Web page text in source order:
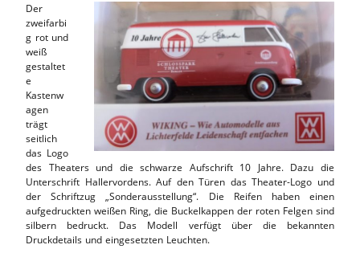
Der
zweifarbi
g rot und
weiß
gestaltet
e
Kastenw
agen
trägt
seitlich
das Logo
des Theaters und die schwarze Aufschrift 10 Jahre. Dazu die
Unterschrift Hallervordens. Auf den Türen das Theater-Logo und
der Schriftzug „Sonderausstellung“. Die Reifen haben einen
aufgedruckten weißen Ring, die Buckelkappen der roten Felgen sind
silbern bedruckt. Das Modell verfügt über die bekannten
Druckdetails und eingesetzten Leuchten.